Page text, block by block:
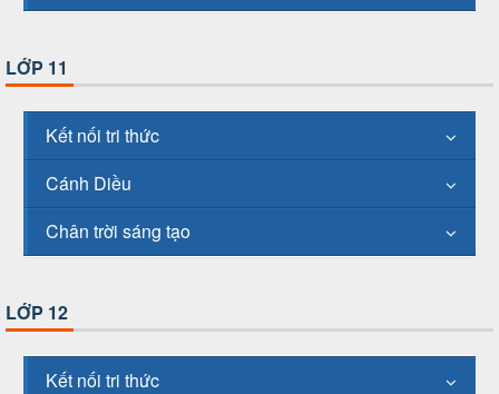
LỚP 11
Kết nối tri thức
Cánh Diều
Chân trời sáng tạo
LỚP 12
Kết nối tri thức